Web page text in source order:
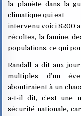
la planète dans la
climatique qui est
intervenu voici 8200
récoltes, la famine,
populations, ce qui
Randall a dit aux
multiples d’un
aboutiraient à un
a-t-il dit, c’est une
sécurité nationale,